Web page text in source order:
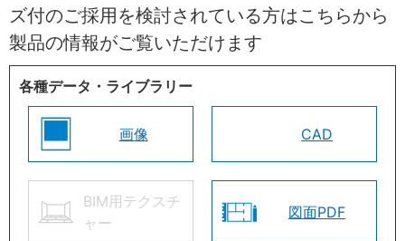
ズ付のご採用を検討されている方はこちらから
製品の情報がご覧いただけます
各種データ・ライブラリー
画像 CAD
BIM用テクスチ
ャー
図面PDF